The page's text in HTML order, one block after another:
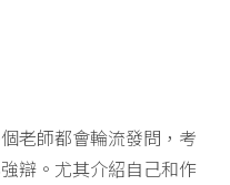
老師都會輪流發問，考
辯。尤其介紹自己和作